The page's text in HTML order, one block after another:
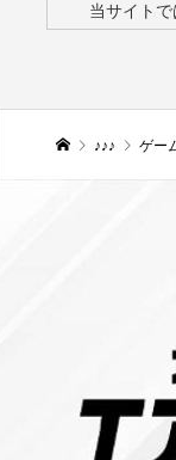
当サイト
♪♪♪ ゲー